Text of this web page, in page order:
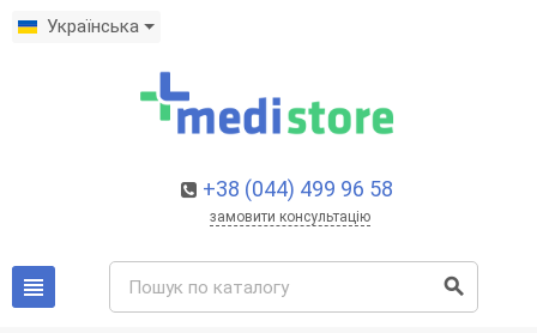
Українська
+38 (044) 499 96 58
замовити консультацію
view_headline search